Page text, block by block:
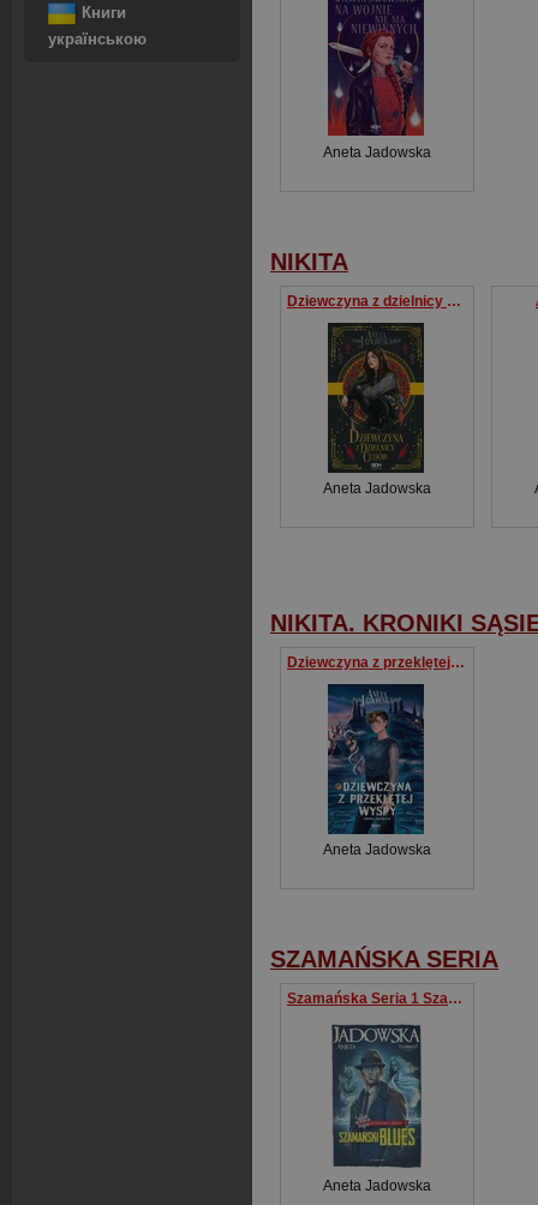
Книги
українською
Aneta Jadowska
NIKITA
Dziewczyna z dzielnicy cudów
Aneta Jadowska
NIKITA. KRONIKI
Dziewczyna z przeklętej wyspy
Aneta Jadowska
SZAMAŃSKA SERIA
Szamańska Seria 1 Szamański blues
Aneta Jadowska